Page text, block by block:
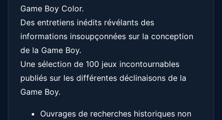
Game Boy Color.
Des entretiens inédits révélants des
informations insoupçonnées sur la conception
de la Game Boy.
Une sélection de 100 jeux incontournables
publiés sur les différentes déclinaisons de la
Game Boy.
Ouvrages de recherches historiques non